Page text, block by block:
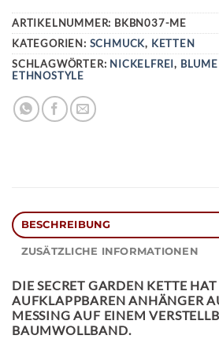
ARTIKELNUMMER: BKBN037-ME
KATEGORIEN: SCHMUCK, KETTEN
SCHLAGWÖRTER: NICKELFREI,
ETHNOSTYLE
BESCHREIBUNG
ZUSÄTZLICHE INFORMATIONEN
DIE SECRET GARDEN KETTE
AUFKLAPPBAREN ANHÄNGER
MESSING AUF EINEM
BAUMWOLLBAND.